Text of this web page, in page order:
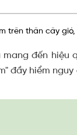
trên thân cây
đến hiệu
đầy hiểm